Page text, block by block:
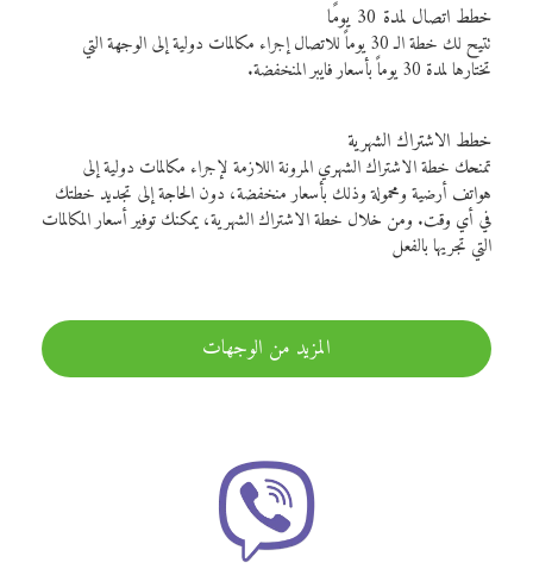
خطط اتصال لمدة 30 يومًا
تتيح لك خطة الـ 30 يوماً للاتصال إجراء مكالمات دولية إلى الوجهة التي
تختارها لمدة 30 يوماً بأسعار فايبر المنخفضة.
خطط الاشتراك الشهرية
تمنحك خطة الاشتراك الشهري المرونة اللازمة لإجراء مكالمات دولية إلى
هواتف أرضية ومحمولة وذلك بأسعار منخفضة، دون الحاجة إلى تجديد خطتك
في أي وقت. ومن خلال خطة الاشتراك الشهرية، يمكنك توفير أسعار المكالمات
التي تجريها بالفعل
المزيد من الوجهات